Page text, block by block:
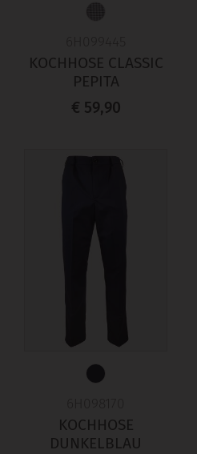
KOCHHOSE CLASSIC
PEPITA
€ 59,90
KOCHHOSE
DUNKELBLAU